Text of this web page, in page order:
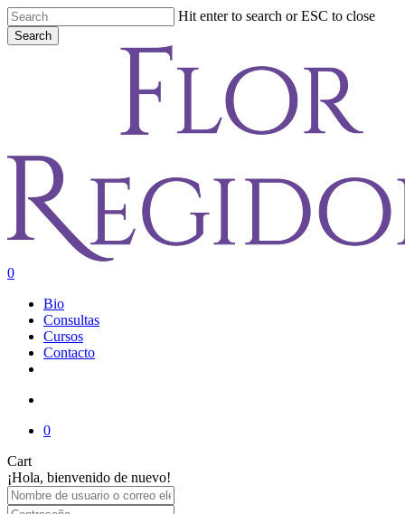
Skip
to
main
Hit enter to search or ESC to close
Search
account
0
Bio
Consultas
Cursos
Contacto
0
CartClose
Cart
¡Hola, bienvenido de nuevo!